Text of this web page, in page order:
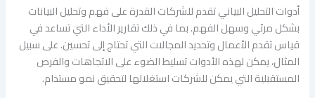
أدوات التحليل البياني تقدم للشركات القدرة على فهم وتحليل البيانات
بشكل مرئي وسهل الفهم. بما في ذلك تقارير الأداء التي تساعد في
قياس تقدم الأعمال وتحديد المجالات التي تحتاج إلى تحسين. على سبيل
المثال، يمكن لهذه الأدوات تسليط الضوء على الاتجاهات والفرص
المستقبلية التي يمكن للشركات استغلالها لتحقيق نمو مستدام.